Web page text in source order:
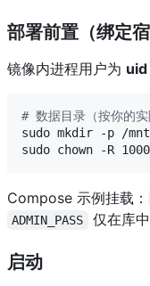
部署前置（绑定
镜像内进程用户为
# 数据目录（按你的实
sudo mkdir -p /
sudo chown -R
Compose 示例挂载：
ADMIN_PASS 仅在库
启动